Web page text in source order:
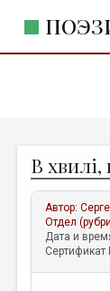
ЖАНРЫ
АВТОРЫ
ЛИТСАЛОН
В
Автор:
Отдел
Дата и